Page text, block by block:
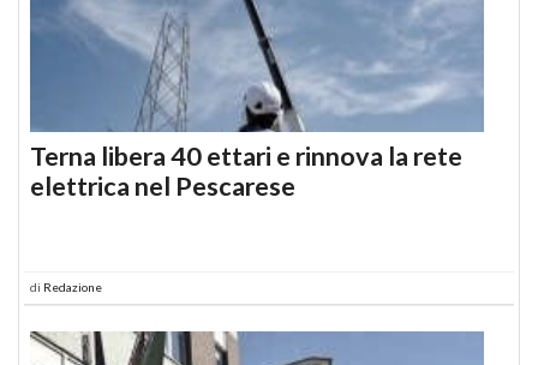
Terna libera 40 ettari e rinnova la rete
elettrica nel Pescarese
di Redazione